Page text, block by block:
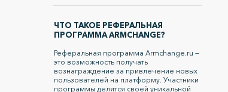
ЧТО ТАКОЕ РЕФЕРАЛЬНАЯ
ПРОГРАММА ARMCHANGE?
Реферальная программа Armchange.ru —
это возможность получать
вознаграждение за привлечение новых
пользователей на платформу. Участники
программы делятся своей уникальной